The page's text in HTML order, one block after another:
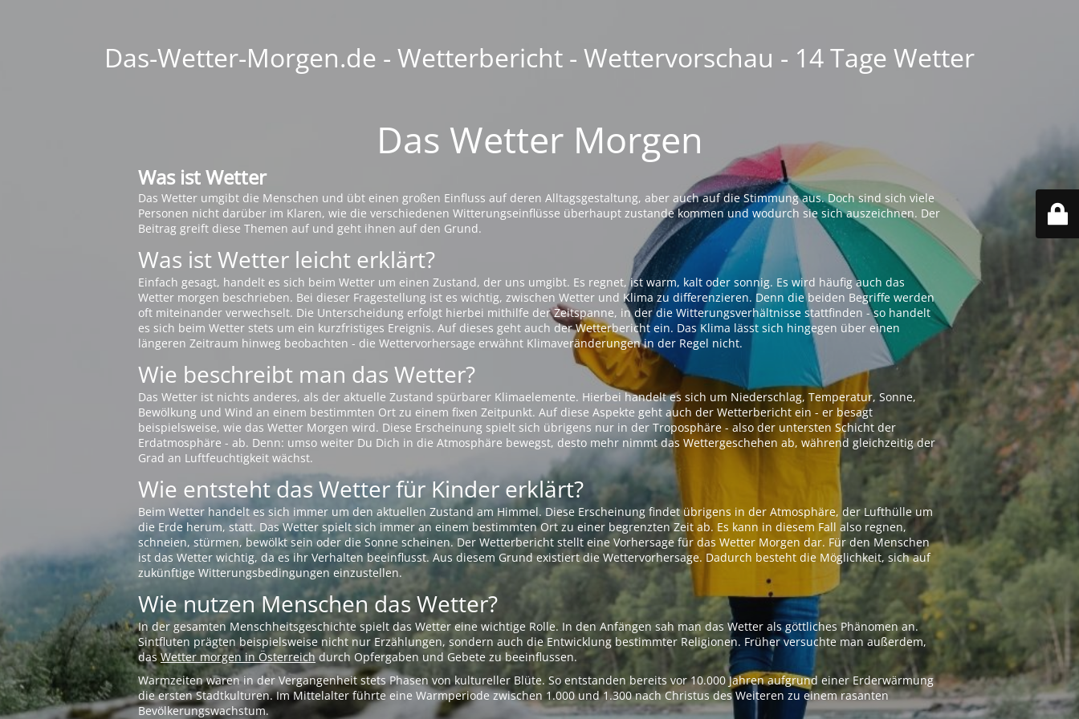
Das-Wetter-Morgen.de - Wetterbericht - Wettervorschau - 14 Tage Wetter
Das Wetter Morgen
Was ist Wetter
Das Wetter umgibt die Menschen und übt einen großen Einfluss auf deren Alltagsgestaltung, aber auch auf die Stimmung aus. Doch sind sich viele
Personen nicht darüber im Klaren, wie die verschiedenen Witterungseinflüsse überhaupt zustande kommen und wodurch sie sich auszeichnen. Der
Beitrag greift diese Themen auf und geht ihnen auf den Grund.
Was ist Wetter leicht erklärt?
Einfach gesagt, handelt es sich beim Wetter um einen Zustand, der uns umgibt. Es regnet, ist warm, kalt oder sonnig. Es wird häufig auch das
Wetter morgen beschrieben. Bei dieser Fragestellung ist es wichtig, zwischen Wetter und Klima zu differenzieren. Denn die beiden Begriffe werden
oft miteinander verwechselt. Die Unterscheidung erfolgt hierbei mithilfe der Zeitspanne, in der die Witterungsverhältnisse stattfinden - so handelt
es sich beim Wetter stets um ein kurzfristiges Ereignis. Auf dieses geht auch der Wetterbericht ein. Das Klima lässt sich hingegen über einen
längeren Zeitraum hinweg beobachten - die Wettervorhersage erwähnt Klimaveränderungen in der Regel nicht.
Wie beschreibt man das Wetter?
Das Wetter ist nichts anderes, als der aktuelle Zustand spürbarer Klimaelemente. Hierbei handelt es sich um Niederschlag, Temperatur, Sonne,
Bewölkung und Wind an einem bestimmten Ort zu einem fixen Zeitpunkt. Auf diese Aspekte geht auch der Wetterbericht ein - er besagt
beispielsweise, wie das Wetter Morgen wird. Diese Erscheinung spielt sich übrigens nur in der Troposphäre - also der untersten Schicht der
Erdatmosphäre - ab. Denn: umso weiter Du Dich in die Atmosphäre bewegst, desto mehr nimmt das Wettergeschehen ab, während gleichzeitig der
Grad an Luftfeuchtigkeit wächst.
Wie entsteht das Wetter für Kinder erklärt?
Beim Wetter handelt es sich immer um den aktuellen Zustand am Himmel. Diese Erscheinung findet übrigens in der Atmosphäre, der Lufthülle um
die Erde herum, statt. Das Wetter spielt sich immer an einem bestimmten Ort zu einer begrenzten Zeit ab. Es kann in diesem Fall also regnen,
schneien, stürmen, bewölkt sein oder die Sonne scheinen. Der Wetterbericht stellt eine Vorhersage für das Wetter Morgen dar. Für den Menschen
ist das Wetter wichtig, da es ihr Verhalten beeinflusst. Aus diesem Grund existiert die Wettervorhersage. Dadurch besteht die Möglichkeit, sich auf
zukünftige Witterungsbedingungen einzustellen.
Wie nutzen Menschen das Wetter?
In der gesamten Menschheitsgeschichte spielt das Wetter eine wichtige Rolle. In den Anfängen sah man das Wetter als göttliches Phänomen an.
Sintfluten prägten beispielsweise nicht nur Erzählungen, sondern auch die Entwicklung bestimmter Religionen. Früher versuchte man außerdem,
dasWetter morgen in Österreichdurch Opfergaben und Gebete zu beeinflussen.
Warmzeiten waren in der Vergangenheit stets Phasen von kultureller Blüte. So entstanden bereits vor 10.000 Jahren aufgrund einer Erderwärmung
die ersten Stadtkulturen. Im Mittelalter führte eine Warmperiode zwischen 1.000 und 1.300 nach Christus des Weiteren zu einem rasanten
Bevölkerungswachstum.